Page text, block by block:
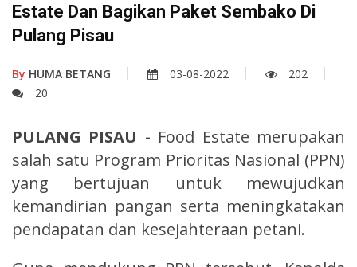
Estate Dan Bagikan Paket Sembako Di
Pulang Pisau
By HUMA BETANG 03-08-2022
202
20
PULANG PISAU - Food Estate merupakan
salah satu Program Prioritas Nasional (PPN)
yang bertujuan untuk mewujudkan
kemandirian pangan serta meningkatakan
pendapatan dan kesejahteraan petani.